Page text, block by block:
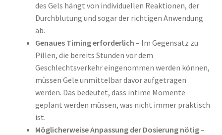
des Gels hängt von individuellen Reaktionen, der
Durchblutung und sogar der richtigen Anwendung
ab.
Genaues Timing erforderlich – Im Gegensatz zu
Pillen, die bereits Stunden vor dem
Geschlechtsverkehr eingenommen werden können,
müssen Gele unmittelbar davor aufgetragen
werden. Das bedeutet, dass intime Momente
geplant werden müssen, was nicht immer praktisch
ist.
Möglicherweise Anpassung der Dosierung nötig–